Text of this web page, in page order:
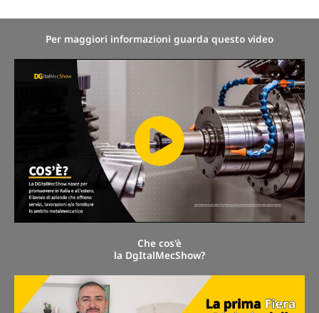
Per maggiori informazioni guarda questo video
Che cos'è
la DgItalMecShow?